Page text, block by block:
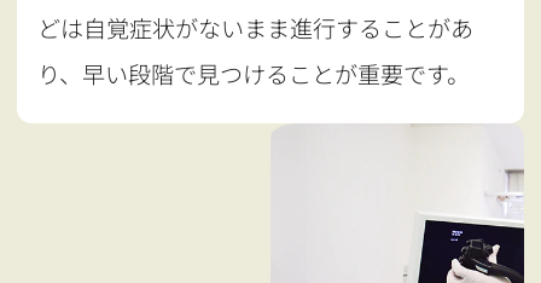
どは自覚症状がないまま進行することがあ
り、早い段階で見つけることが重要です。